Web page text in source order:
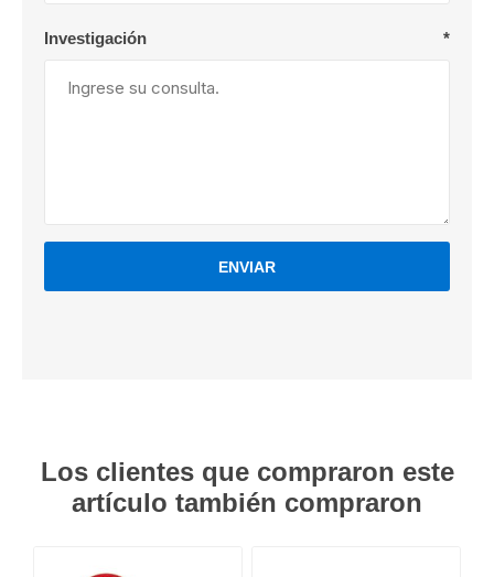
Investigación *
ENVIAR
Los clientes que compraron este
artículo también compraron